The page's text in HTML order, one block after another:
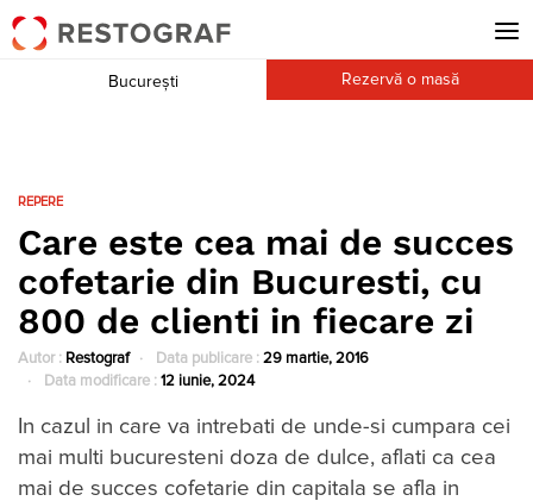
București Rezervă o masă
REPERE
Care este cea mai de succes
cofetarie din Bucuresti, cu
800 de clienti in fiecare zi
Autor : Restograf Data publicare : 29 martie, 2016
Data modificare : 12 iunie, 2024
In cazul in care va intrebati de unde-si cumpara cei
mai multi bucuresteni doza de dulce, aflati ca cea
mai de succes cofetarie din capitala se afla in